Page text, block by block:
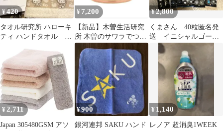
JapanTechnology 1
¥420
タオル研究所 ハローキ
ティ ハンドタオル ホ
¥ 7,200
【新品】木曽生活研究
所 木曽のサワラでつく
った湯桶 風呂桶
¥2,800
くまさん 40粒匿名発
送 イニシャルゴール
ド、チタン
¥2,711
Japan 305480GSM アソ
¥900
銀河連邦 SAKU ハンド
¥ 1,140
レノア 超消臭1WEEK